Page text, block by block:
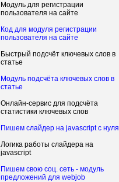
Модуль для регистрации
пользователя на сайте
Код для модуля регистрации
пользователя на сайте
Быстрый подсчёт ключевых слов в
статье
Модуль подсчёта ключевых слов в
статье
Онлайн-сервис для подсчёта
статистики ключевых слов
Пишем слайдер на javascript с нуля
Логика работы слайдера на
javascript
Пишем свою соц. сеть - модуль
предложений для webjob